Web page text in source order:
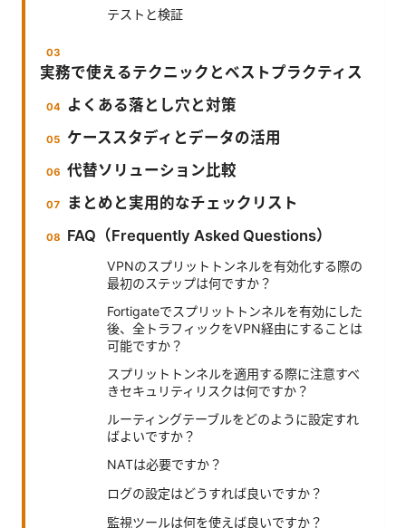
テストと検証
実務で使えるテクニックとベストプラクティス
よくある落とし穴と対策
ケーススタディとデータの活用
代替ソリューション比較
まとめと実用的なチェックリスト
FAQ（Frequently Asked Questions）
VPNのスプリットトンネルを有効化する際の
最初のステップは何ですか？
Fortigateでスプリットトンネルを有効にした
後、全トラフィックをVPN経由にすることは
可能ですか？
スプリットトンネルを適用する際に注意すべ
きセキュリティリスクは何ですか？
ルーティングテーブルをどのように設定すれ
ばよいですか？
NATは必要ですか？
ログの設定はどうすれば良いですか？
監視ツールは何を使えば良いですか？